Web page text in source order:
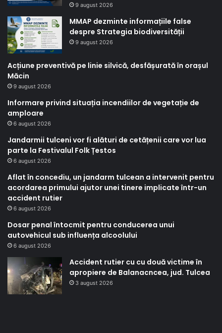
9 august 2026
MMAP dezminte informațiile false
despre Strategia biodiversității
9 august 2026
Acțiune preventivă pe linie silvică, desfășurată în orașul
Măcin
9 august 2026
Informare privind situația incendiilor de vegetație de
amploare
6 august 2026
Jandarmii tulceni vor fi alături de cetățenii care vor lua
parte la Festivalul Folk Țestos
6 august 2026
Aflat în concediu, un jandarm tulcean a intervenit pentru
acordarea primului ajutor unei tinere implicate într-un
accident rutier
6 august 2026
Dosar penal întocmit pentru conducerea unui
autovehicul sub influența alcoolului
6 august 2026
Accident rutier cu cu două victime în
apropiere de Balanacncea, jud. Tulcea
3 august 2026